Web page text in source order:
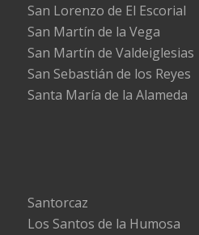
San Lorenzo de El Escorial
San Martín de la Vega
San Martín de Valdeiglesias
San Sebastián de los Reyes
Santa María de la Alameda
Santorcaz
Los Santos de la Humosa